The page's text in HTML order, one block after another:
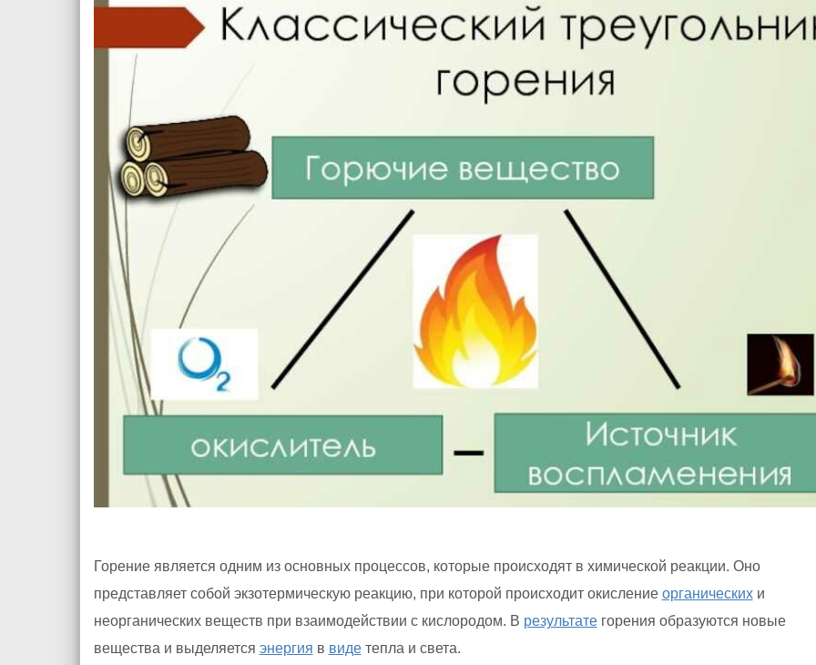
Горение является одним из основных процессов, которые происходят в химической реакции. Оно
представляет собой экзотермическую реакцию, при которой происходит окисление органическихи
неорганических веществ при взаимодействии с кислородом. В результатегорения образуются новые
вещества и выделяется энергия в видетепла и света.